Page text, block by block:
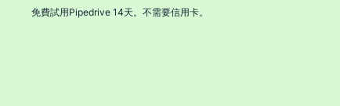
免費試用Pipedrive 14天。不需要信用卡。